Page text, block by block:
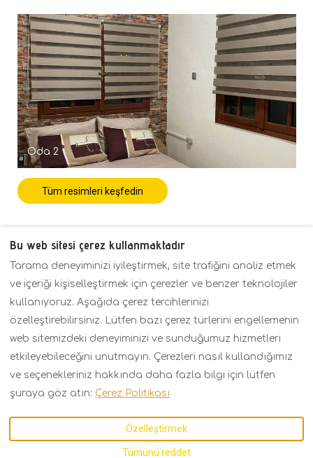
Oda 2
Tüm resimleri keşfedin
Politikalar Genel Bakış
Fiyatlar
İletişim
Turkish EUR +30 6934158793
Kavalas 2, Porto Fino,
Thessaloniki,
E-posta:
©2026
saklıdır- Tarafından
desteklenmektedir
Bu web sitesi çerez kullanmaktadır
Tarama deneyiminizi iyileştirmek, site trafiğini analiz etmek
ve içeriği kişiselleştirmek için çerezler ve benzer teknolojiler
kullanıyoruz. Aşağıda çerez tercihlerinizi
özelleştirebilirsiniz. Lütfen bazı çerez türlerini engellemenin
web sitemizdeki deneyiminizi ve sunduğumuz hizmetleri
etkileyebileceğini unutmayın. Çerezleri nasıl kullandığımız
ve seçenekleriniz hakkında daha fazla bilgi için lütfen
şuraya göz atın: Çerez Politikası
Özelleştirmek
Tümünü reddet